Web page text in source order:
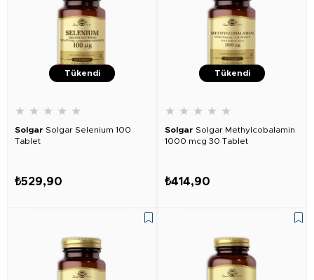
Tükendi
★ ★ ★ ★ ★
Solgar Solgar Selenium 100
Tablet
₺529,90
Tükendi
★ ★ ★ ★ ★
Solgar Solgar Methylcobalamin
1000 mcg 30 Tablet
₺414,90